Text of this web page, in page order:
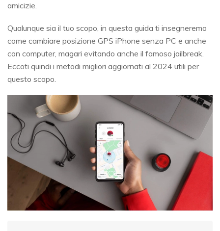
amicizie.
Qualunque sia il tuo scopo, in questa guida ti insegneremo
come cambiare posizione GPS iPhone senza PC e anche
con computer, magari evitando anche il famoso jailbreak.
Eccoti quindi i metodi migliori aggiornati al 2024 utili per
questo scopo.